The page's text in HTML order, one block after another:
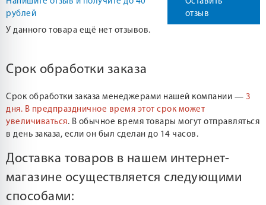
рублей
отзыв
У данного товара ещё нет отзывов.
Срок обработки заказа
Срок обработки заказа менеджерами нашей компании — 3
дня. В предпраздничное время этот срок может
увеличиваться. В обычное время товары могут отправляться
в день заказа, если он был сделан до 14 часов.
Доставка товаров в нашем интернет-
магазине осуществляется следующими
способами: